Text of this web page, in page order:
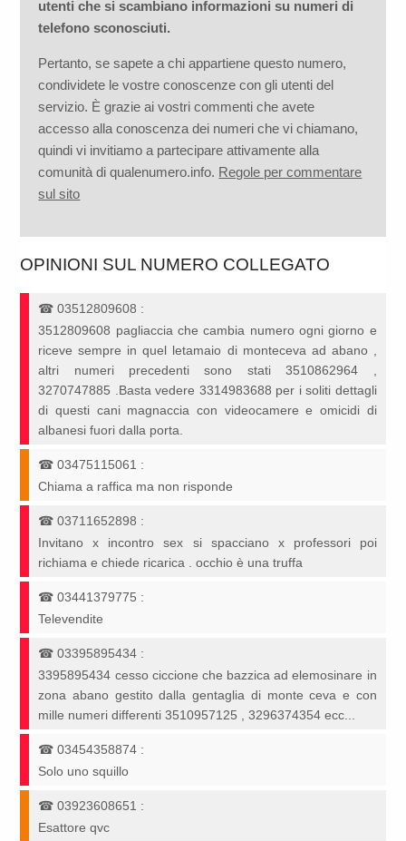
utenti che si scambiano informazioni su numeri di
telefono sconosciuti.
Pertanto, se sapete a chi appartiene questo numero,
condividete le vostre conoscenze con gli utenti del
servizio. È grazie ai vostri commenti che avete
accesso alla conoscenza dei numeri che vi chiamano,
quindi vi invitiamo a partecipare attivamente alla
comunità di qualenumero.info. Regole per commentare
sul sito
OPINIONI SUL NUMERO COLLEGATO
☎03512809608 :
3512809608 pagliaccia che cambia numero ogni giorno e
riceve sempre in quel letamaio di monteceva ad abano ,
altri numeri precedenti sono stati 3510862964 ,
3270747885 .Basta vedere 3314983688 per i soliti dettagli
di questi cani magnaccia con videocamere e omicidi di
albanesi fuori dalla porta.
☎03475115061 :
Chiama a raffica ma non risponde
☎03711652898 :
Invitano x incontro sex si spacciano x professori poi
richiama e chiede ricarica . occhio è una truffa
☎03441379775 :
Televendite
☎03395895434 :
3395895434 cesso ciccione che bazzica ad elemosinare in
zona abano gestito dalla gentaglia di monte ceva e con
mille numeri differenti 3510957125 , 3296374354 ecc...
☎03454358874 :
Solo uno squillo
☎03923608651 :
Esattore qvc